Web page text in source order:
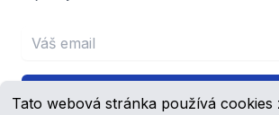
Tato webová stránka používá cookies
Email address
Přihlášení